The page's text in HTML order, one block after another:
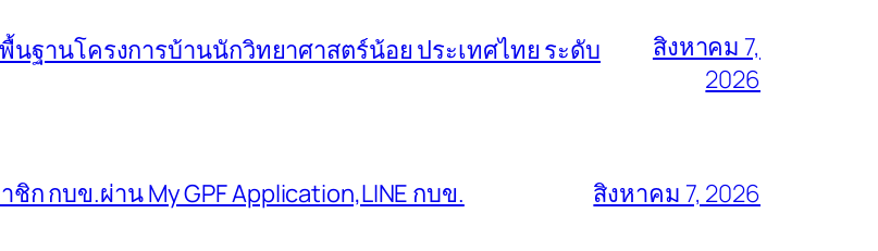
นฐานโครงการบ้านนักวิทยาศาสตร์น้อย ประเทศไทย ระดับ
สิงหาคม 7,
2026
กบข.ผ่าน My GPF Application,LINE กบข. สิงหาคม 7, 2026